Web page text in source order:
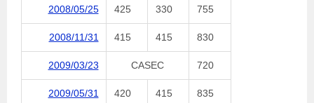
2008/05/25 425 330 755
2008/11/31 415 415 830
2009/03/23 CASEC 720
2009/05/31 420 415 835